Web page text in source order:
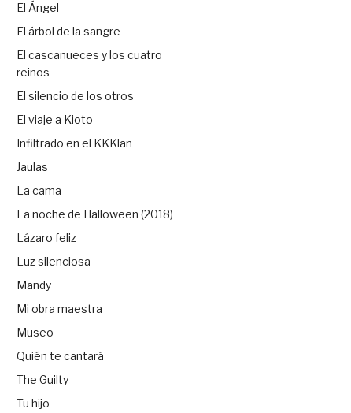
El Ángel
El árbol de la sangre
El cascanueces y los cuatro
reinos
El silencio de los otros
El viaje a Kioto
Infiltrado en el KKKlan
Jaulas
La cama
La noche de Halloween (2018)
Lázaro feliz
Luz silenciosa
Mandy
Mi obra maestra
Museo
Quién te cantará
The Guilty
Tu hijo